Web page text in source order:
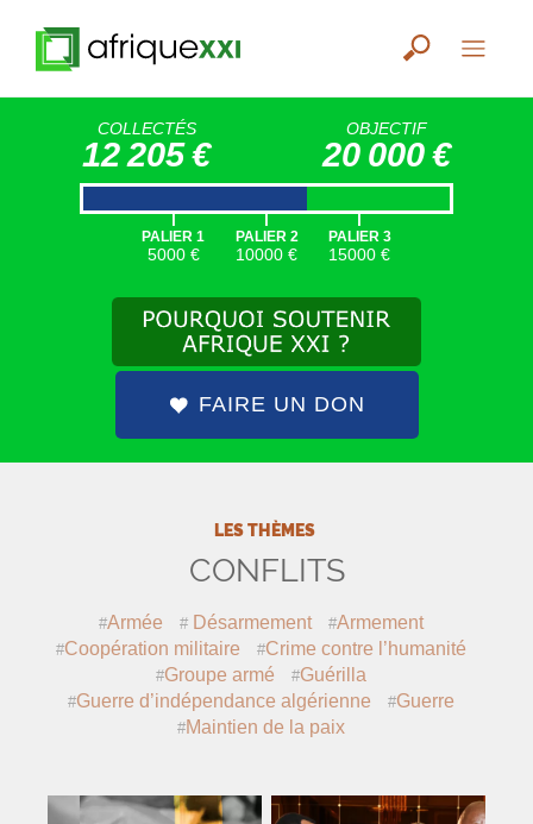
COLLECTÉS
12 205 €
OBJECTIF
20 000 €
|
PALIER 1
5000 €
|
PALIER 2
10000 €
|
PALIER 3
15000 €
FAIRE UN DON
LES THÈMES
CONFLITS
Armée Désarmement
Armement
Coopération militaire
Crime contre l’humanité
Groupe armé
Guérilla
Guerre d’indépendance algérienne
Guerre
Maintien de la paix